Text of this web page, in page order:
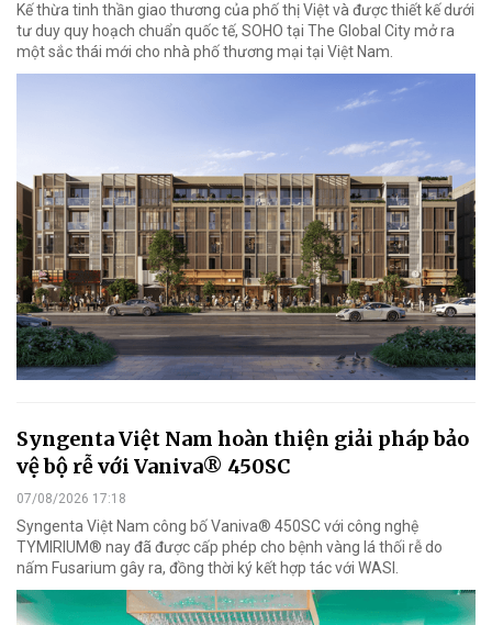
Kế thừa tinh thần giao thương của phố thị Việt và được thiết kế dưới
tư duy quy hoạch chuẩn quốc tế, SOHO tại The Global City mở ra
một sắc thái mới cho nhà phố thương mại tại Việt Nam.
Syngenta Việt Nam hoàn thiện giải pháp bảo
vệ bộ rễ với Vaniva® 450SC
07/08/2026 17:18
Syngenta Việt Nam công bố Vaniva® 450SC với công nghệ
TYMIRIUM® nay đã được cấp phép cho bệnh vàng lá thối rễ do
nấm Fusarium gây ra, đồng thời ký kết hợp tác với WASI.